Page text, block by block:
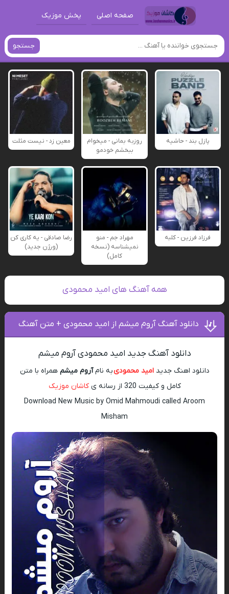
صفحه اصلی پخش موزیک
جستجو
پازل بند - حاشیه
روزبه بمانی - میخوام
ببخشم خودمو
معین زد - نیست مثلت
فرزاد فرزین - کلبه
مهراد جم - منو
نمیشناسه (نسخه
کامل)
رضا صادقی - یه کاری کن
(ورژن جدید)
همه آهنگ های امید محمودی
دانلود آهنگ آروم میشم از امید محمودی + متن آهنگ
دانلود آهنگ جدید امید محمودی آروم میشم
دانلود اهنگ جدیدامید محمودیبه نامآروم میشم همراه با متن
کامل و کیفیت 320 از رسانه ی
کاشان موزیک
Download New Music by Omid Mahmoudi called Aroom
Misham